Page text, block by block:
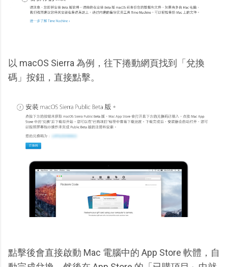
以 macOS Sierra 為例，往下捲動網頁找到「兌換
碼」按鈕，直接點擊。
點擊後會直接啟動 Mac 電腦中的 App Store 軟體，自